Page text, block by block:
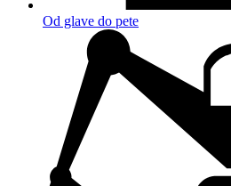
Od glave do pete